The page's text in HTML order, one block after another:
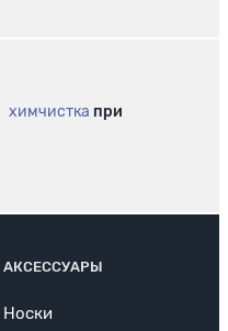
химчистка при
АКСЕССУАРЫ
Носки